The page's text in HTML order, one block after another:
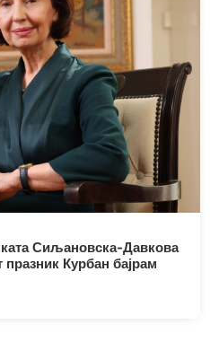
Сиљановска-Давкова
Курбан бајрам